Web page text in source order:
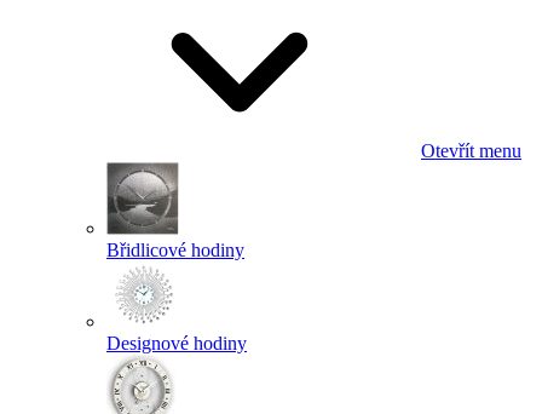
Otevřít menu
Břidlicové hodiny
Designové hodiny